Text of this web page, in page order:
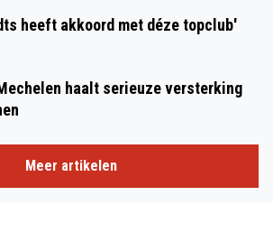
heeft akkoord met déze topclub'
haalt serieuze versterking
Meer artikelen